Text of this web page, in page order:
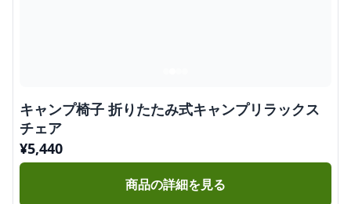
キャンプ椅子 折りたたみ式キャンプリラックス
チェア
¥5,440
商品の詳細を見る